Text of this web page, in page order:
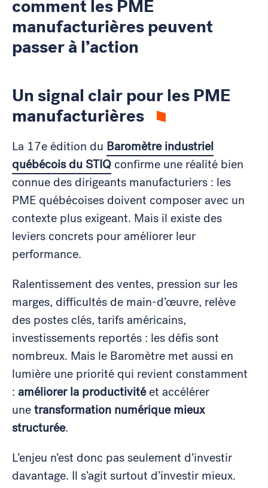
comment les PME
manufacturières peuvent
passer à l’action
Un signal clair pour les PME
manufacturières
La 17e édition du Baromètre industriel
québécois du STIQ confirme une réalité bien
connue des dirigeants manufacturiers : les
PME québécoises doivent composer avec un
contexte plus exigeant. Mais il existe des
leviers concrets pour améliorer leur
performance.
Ralentissement des ventes, pression sur les
marges, difficultés de main-d’œuvre, relève
des postes clés, tarifs américains,
investissements reportés : les défis sont
nombreux. Mais le Baromètre met aussi en
lumière une priorité qui revient constamment
: améliorer la productivitéet accélérer
unetransformation numérique mieux
structurée.
L’enjeu n’est donc pas seulement d’investir
davantage. Il s’agit surtout d’investir mieux.